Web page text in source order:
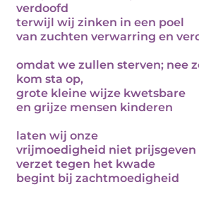
verdoofd
terwijl wij zinken in een poel
van zuchten verwarring en
omdat we zullen sterven; nee
kom sta op,
grote kleine wijze kwetsbare
en grijze mensen kinderen
laten wij onze
vrijmoedigheid niet prijsgeven
verzet tegen het kwade
begint bij zachtmoedigheid